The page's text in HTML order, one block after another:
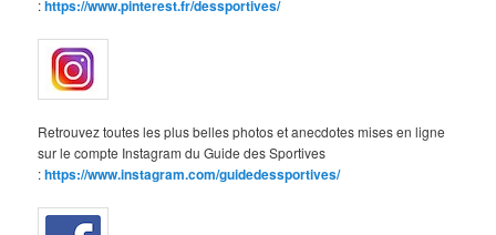
:https://www.pinterest.fr/dessportives/
Retrouvez toutes les plus belles photos et anecdotes mises en ligne
sur le compte Instagram du Guide des Sportives
:https://www.instagram.com/guidedessportives/